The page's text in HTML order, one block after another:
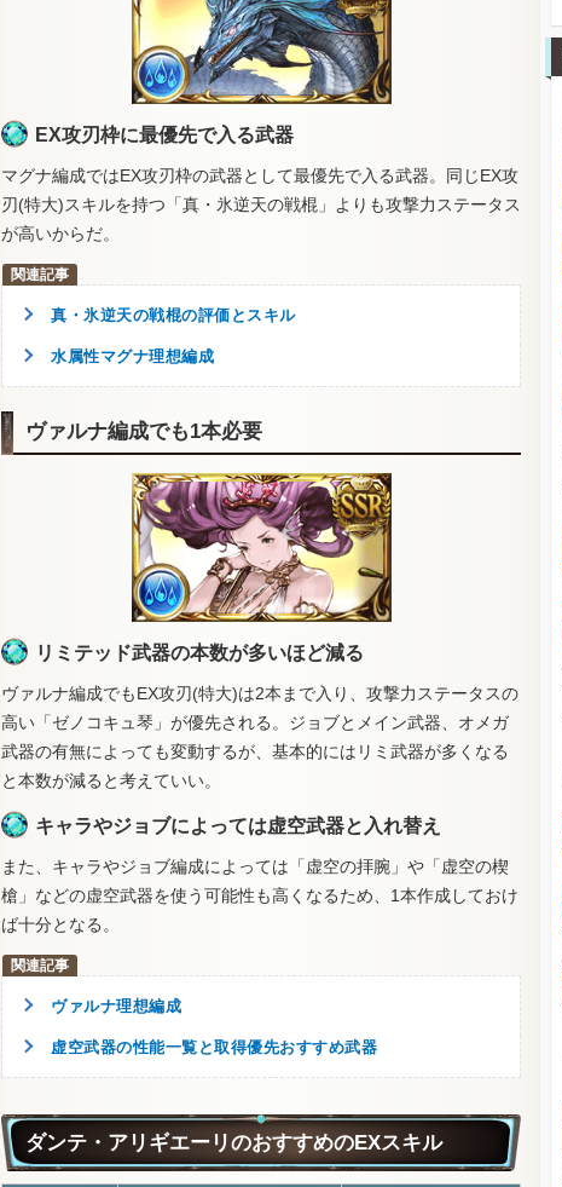
EX攻刃枠に最優先で入る武器
マグナ編成ではEX攻刃枠の武器として最優先で入る武器。同じEX攻
刃(特大)スキルを持つ「真・氷逆天の戦棍」よりも攻撃力ステータス
が高いからだ。
真・氷逆天の戦棍の評価とスキル
水属性マグナ理想編成
ヴァルナ編成でも1本必要
リミテッド武器の本数が多いほど減る
ヴァルナ編成でもEX攻刃(特大)は2本まで入り、攻撃力ステータスの
高い「ゼノコキュ琴」が優先される。ジョブとメイン武器、オメガ
武器の有無によっても変動するが、基本的にはリミ武器が多くなる
と本数が減ると考えていい。
キャラやジョブによっては虚空武器と入れ替え
また、キャラやジョブ編成によっては「虚空の拝腕」や「虚空の楔
槍」などの虚空武器を使う可能性も高くなるため、1本作成しておけ
ば十分となる。
ヴァルナ理想編成
虚空武器の性能一覧と取得優先おすすめ武器
ダンテ・アリギエーリのおすすめのEXスキル